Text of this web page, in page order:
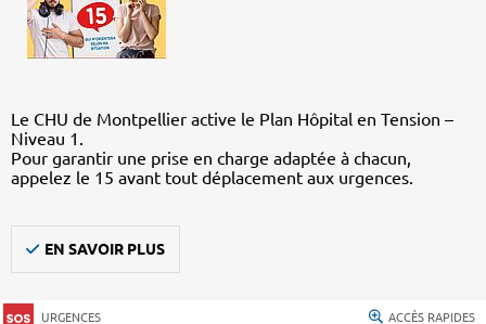
Le CHU de Montpellier active le Plan Hôpital en Tension –
Niveau 1.
Pour garantir une prise en charge adaptée à chacun,
appelez le 15 avant tout déplacement aux urgences.
EN SAVOIR PLUS
URGENCES ACCÈS RAPIDES